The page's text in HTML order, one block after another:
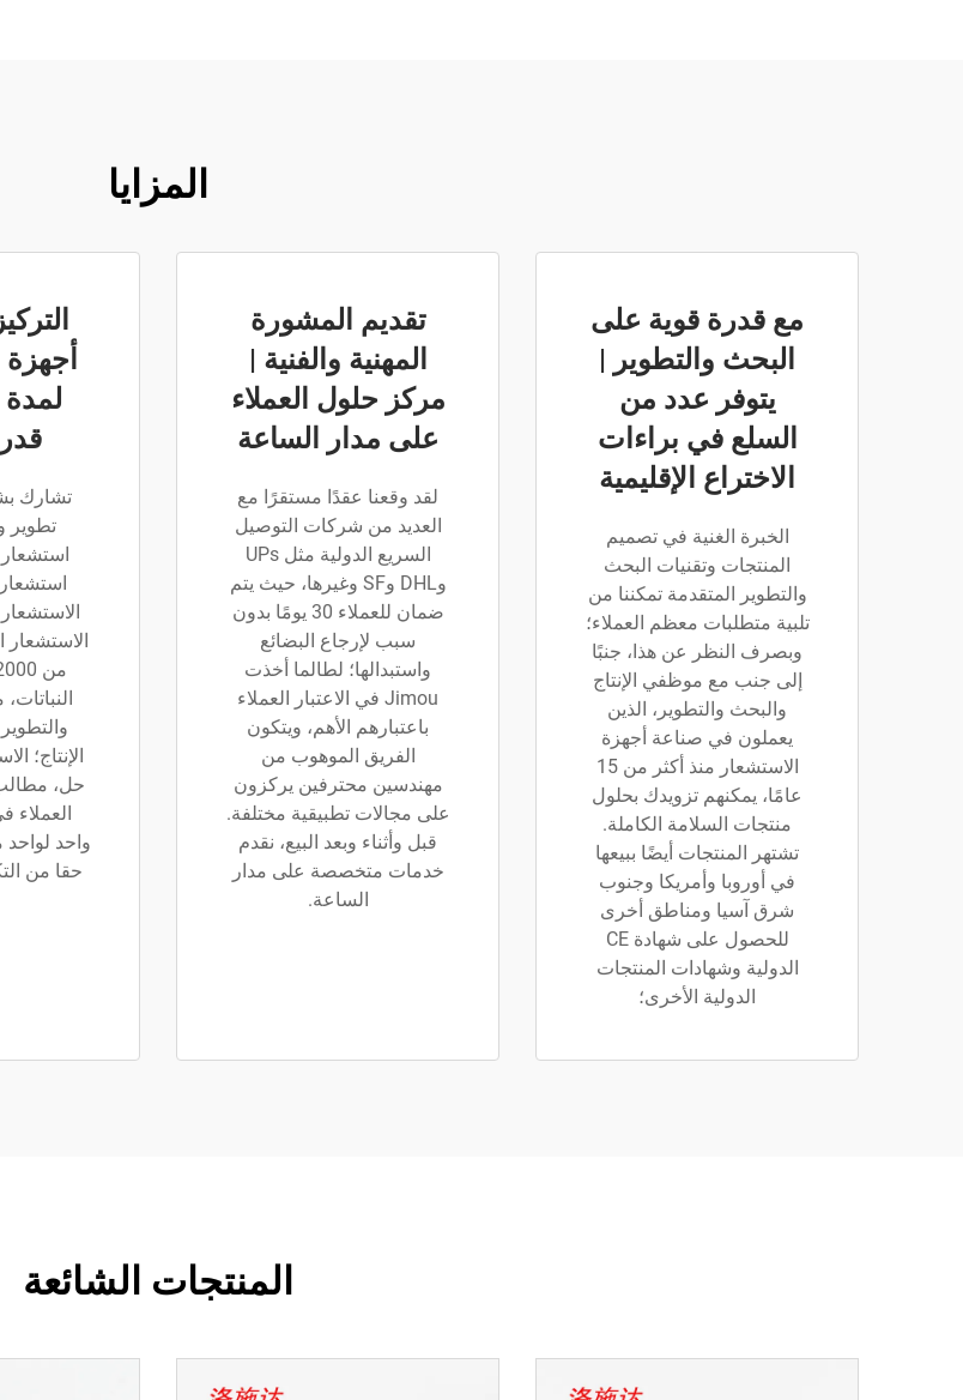
المزايا
مع قدرة قوية على
البحث والتطوير |
يتوفر عدد من
السلع في براءات
الاختراع الإقليمية
الخبرة الغنية في تصميم
المنتجات وتقنيات البحث
والتطوير المتقدمة تمكننا من
تلبية متطلبات معظم العملاء؛
وبصرف النظر عن هذا، جنبًا
إلى جنب مع موظفي الإنتاج
والبحث والتطوير، الذين
يعملون في صناعة أجهزة
الاستشعار منذ أكثر من 15
عامًا، يمكنهم تزويدك بحلول
منتجات السلامة الكاملة.
تشتهر المنتجات أيضًا ببيعها
في أوروبا وأمريكا وجنوب
شرق آسيا ومناطق أخرى
للحصول على شهادة CE
الدولية وشهادات المنتجات
الدولية الأخرى؛
تقديم المشورة
المهنية والفنية |
مركز حلول العملاء
على مدار الساعة
لقد وقعنا عقدًا مستقرًا مع
العديد من شركات التوصيل
السريع الدولية مثل UPs
وDHL وSF وغيرها، حيث يتم
ضمان للعملاء 30 يومًا بدون
سبب لإرجاع البضائع
واستبدالها؛ لطالما أخذت
Jimou في الاعتبار العملاء
باعتبارهم الأهم، ويتكون
الفريق الموهوب من
مهندسين محترفين يركزون
على مجالات تطبيقية مختلفة.
قبل وأثناء وبعد البيع، نقدم
خدمات متخصصة على مدار
الساعة.
تشارك
تطوير
استشعار
الاستشعار
الإنتاج؛
حل،
العملاء
واحد
حقا من
المنتجات الشائعة